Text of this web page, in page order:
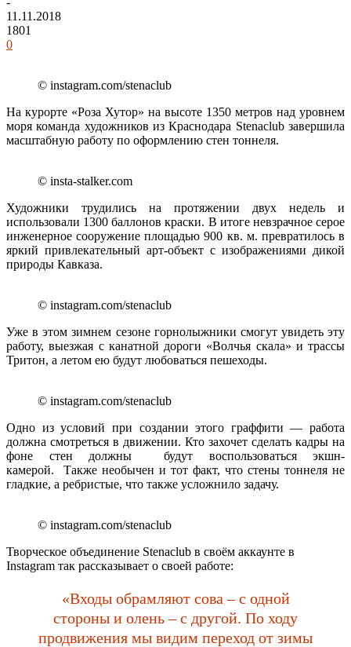
11.11.2018
1801
0
© instagram.com/stenaclub
На курорте «Роза Хутор» на высоте 1350 метров над уровнем
моря команда художников из Краснодара Stenaclub завершила
масштабную работу по оформлению стен тоннеля.
© insta-stalker.com
Художники трудились на протяжении двух недель и
использовали 1300 баллонов краски. В итоге невзрачное серое
инженерное сооружение площадью 900 кв. м. превратилось в
яркий привлекательный арт-объект с изображениями дикой
природы Кавказа.
© instagram.com/stenaclub
Уже в этом зимнем сезоне горнолыжники смогут увидеть эту
работу, выезжая с канатной дороги «Волчья скала» и трассы
Тритон, а летом ею будут любоваться пешеходы.
© instagram.com/stenaclub
Одно из условий при создании этого граффити — работа
должна смотреться в движении. Кто захочет сделать кадры на
фоне стен должны будут воспользоваться экшн-
камерой. Также необычен и тот факт, что стены тоннеля не
гладкие, а ребристые, что также усложнило задачу.
© instagram.com/stenaclub
Творческое объединение Stenaclub в своём аккаунте в
Instagram так рассказывает о своей работе:
«Входы обрамляют сова – с одной
стороны и олень – с другой. По ходу
продвижения мы видим переход от зимы